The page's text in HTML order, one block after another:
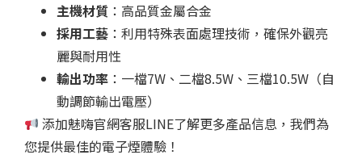
主機材質 ：高品質金屬合金
採用工藝 ：利用特殊表面處理技術，確保外觀亮
麗與耐用性
輸出功率 ：一檔7W、二檔8.5W、三檔10.5W（自
動調節輸出電壓）
添加魅嗨官網客服LINE了解更多產品信息，我們為
您提供最佳的電子煙體驗！